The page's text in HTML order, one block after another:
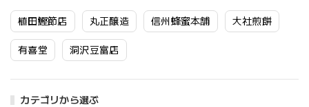
植田鰹節店 丸正醸造 信州蜂蜜本舗 大社煎餅
有喜堂 洞沢豆富店
カテゴリから選ぶ